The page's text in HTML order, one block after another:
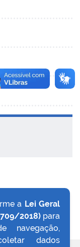
a Lei Geral
2018)para
navegação,
dados